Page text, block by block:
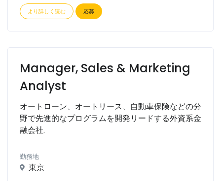
より詳しく読む 応募
Manager, Sales & Marketing
Analyst
オートローン、オートリース、自動車保険などの分
野で先進的なプログラムを開発リードする外資系金
融会社.
勤務地
東京